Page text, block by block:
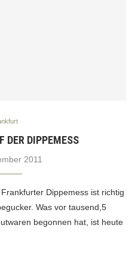
DER DIPPEMESS
2011
Dippemess ist richtig
Was vor tausend,5
begonnen hat, ist heute